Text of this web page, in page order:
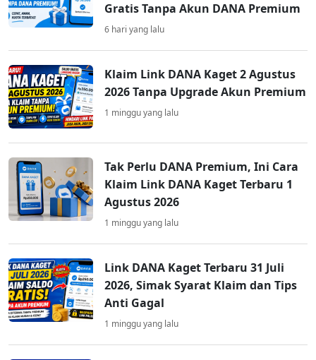
Gratis Tanpa Akun DANA Premium
6 hari yang lalu
Klaim Link DANA Kaget 2 Agustus
2026 Tanpa Upgrade Akun Premium
1 minggu yang lalu
Tak Perlu DANA Premium, Ini Cara
Klaim Link DANA Kaget Terbaru 1
Agustus 2026
1 minggu yang lalu
Link DANA Kaget Terbaru 31 Juli
2026, Simak Syarat Klaim dan Tips
Anti Gagal
1 minggu yang lalu